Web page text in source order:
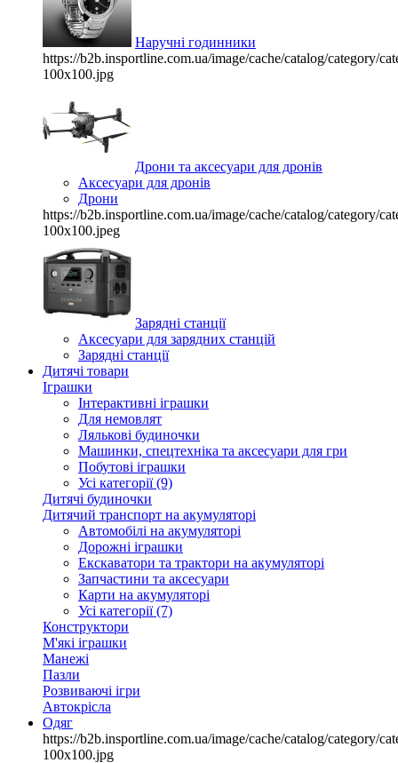
Наручні годинники
https://b2b.insportline.com.ua/image/cache/catalog/category/
100x100.jpg
Дрони та аксесуари для дронів
Аксесуари для дронів
Дрони
https://b2b.insportline.com.ua/image/cache/catalog/category/
100x100.jpeg
Зарядні станції
Аксесуари для зарядних станцій
Зарядні станції
Дитячі товари
Іграшки
Інтерактивні іграшки
Для немовлят
Лялькові будиночки
Машинки, спецтехніка та аксесуари для гри
Побутові іграшки
Усі категорії (9)
Дитячі будиночки
Дитячий транспорт на акумуляторі
Автомобілі на акумуляторі
Дорожні іграшки
Екскаватори та трактори на акумуляторі
Запчастини та аксесуари
Карти на акумуляторі
Усі категорії (7)
Конструктори
М'які іграшки
Манежі
Пазли
Розвиваючі ігри
Автокрісла
Одяг
https://b2b.insportline.com.ua/image/cache/catalog/category/
100x100.jpg